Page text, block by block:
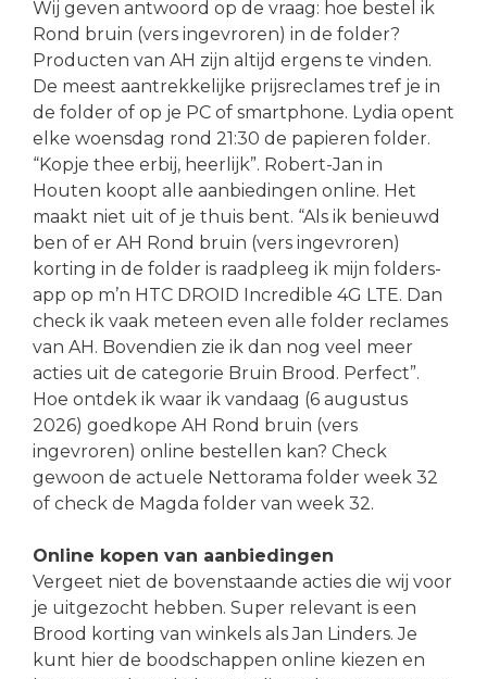
Wij geven antwoord op de vraag: hoe bestel ik
Rond bruin (vers ingevroren) in de folder?
Producten van AH zijn altijd ergens te vinden.
De meest aantrekkelijke prijsreclames tref je in
de folder of op je PC of smartphone. Lydia opent
elke woensdag rond 21:30 de papieren folder.
“Kopje thee erbij, heerlijk”. Robert-Jan in
Houten koopt alle aanbiedingen online. Het
maakt niet uit of je thuis bent. “Als ik benieuwd
ben of er AH Rond bruin (vers ingevroren)
korting in de folder is raadpleeg ik mijn folders-
app op m’n HTC DROID Incredible 4G LTE. Dan
check ik vaak meteen even alle folder reclames
van AH. Bovendien zie ik dan nog veel meer
acties uit de categorie Bruin Brood. Perfect”.
Hoe ontdek ik waar ik vandaag (6 augustus
2026) goedkope AH Rond bruin (vers
ingevroren) online bestellen kan? Check
gewoon de actuele Nettorama folder week 32
of check de Magda folder van week 32.
Online kopen van aanbiedingen
Vergeet niet de bovenstaande acties die wij voor
je uitgezocht hebben. Super relevant is een
Brood korting van winkels als Jan Linders. Je
kunt hier de boodschappen online kiezen en